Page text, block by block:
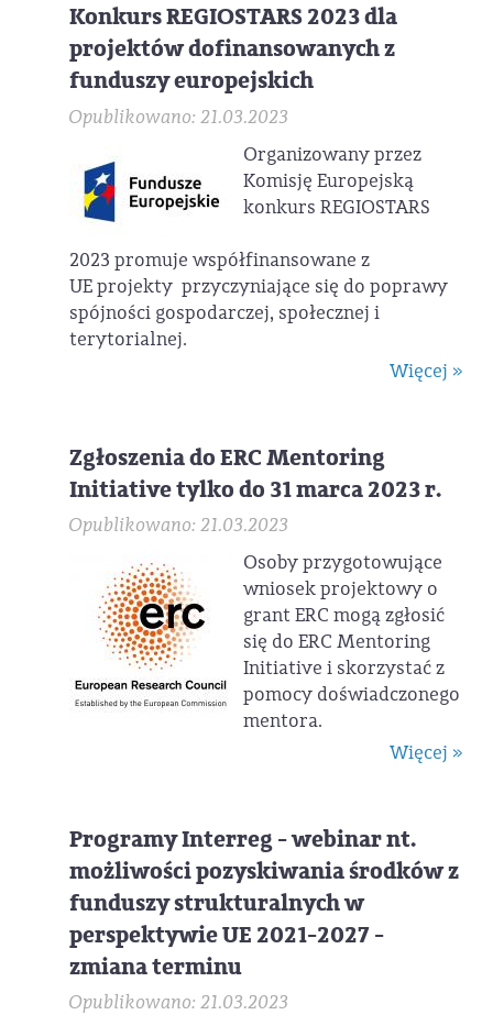
Konkurs REGIOSTARS 2023 dla
projektów dofinansowanych z
funduszy europejskich
Opublikowano: 21.03.2023
Organizowany przez
Komisję Europejską
konkurs REGIOSTARS
2023 promuje współfinansowane z
UE projekty przyczyniające się do poprawy
spójności gospodarczej, społecznej i
terytorialnej.
Więcej »
Zgłoszenia do ERC Mentoring
Initiative tylko do 31 marca 2023 r.
Opublikowano: 21.03.2023
Osoby przygotowujące
wniosek projektowy o
grant ERC mogą zgłosić
się do ERC Mentoring
Initiative i skorzystać z
pomocy doświadczonego
mentora.
Więcej »
Programy Interreg - webinar nt.
możliwości pozyskiwania środków z
funduszy strukturalnych w
perspektywie UE 2021-2027 -
zmiana terminu
Opublikowano: 21.03.2023